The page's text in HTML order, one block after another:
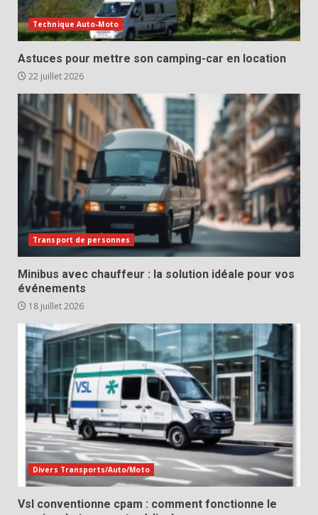
Technique Auto-Moto
Astuces pour mettre son camping-car en location
22 juillet 2026
Transport de personnes
Minibus avec chauffeur : la solution idéale pour vos
événements
18 juillet 2026
Divers Transports/Auto/Moto
Vsl conventionne cpam : comment fonctionne le